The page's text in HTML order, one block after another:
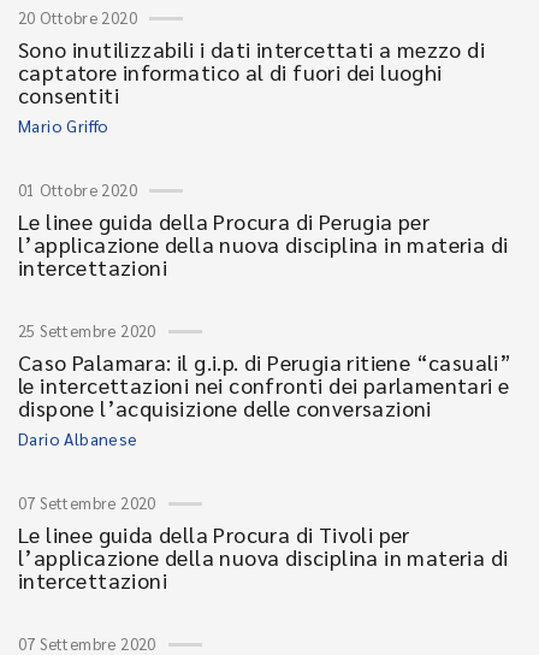
20 Ottobre 2020
Sono inutilizzabili i dati intercettati a mezzo di
captatore informatico al di fuori dei luoghi
consentiti
Mario Griffo
01 Ottobre 2020
Le linee guida della Procura di Perugia per
l’applicazione della nuova disciplina in materia di
intercettazioni
25 Settembre 2020
Caso Palamara: il g.i.p. di Perugia ritiene “casuali”
le intercettazioni nei confronti dei parlamentari e
dispone l’acquisizione delle conversazioni
Dario Albanese
07 Settembre 2020
Le linee guida della Procura di Tivoli per
l’applicazione della nuova disciplina in materia di
intercettazioni
07 Settembre 2020